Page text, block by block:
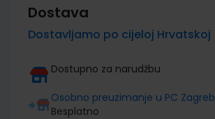
Dostava
Dostavljamo po cijeloj Hrvatskoj
Dostupno za narudžbu
Osobno preuzimanje u PC Zagreb
Besplatno